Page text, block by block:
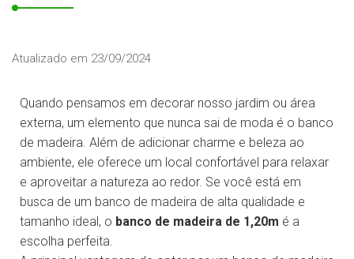
Atualizado em 23/09/2024
Quando pensamos em decorar nosso jardim ou área
externa, um elemento que nunca sai de moda é o banco
de madeira. Além de adicionar charme e beleza ao
ambiente, ele oferece um local confortável para relaxar
e aproveitar a natureza ao redor. Se você está em
busca de um banco de madeira de alta qualidade e
tamanho ideal, o banco de madeira de 1,20m é a
escolha perfeita.